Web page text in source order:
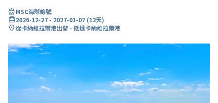
directions_boatMSC海際線號
card_travel2026-12-27 - 2027-01-07 (12天)
location_on從卡納維拉爾港出發 - 抵達卡納維拉爾港